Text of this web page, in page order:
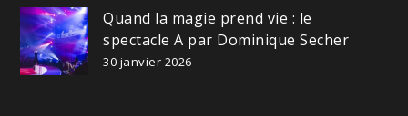
Quand la magie prend vie : le
spectacle A par Dominique Secher
30 janvier 2026